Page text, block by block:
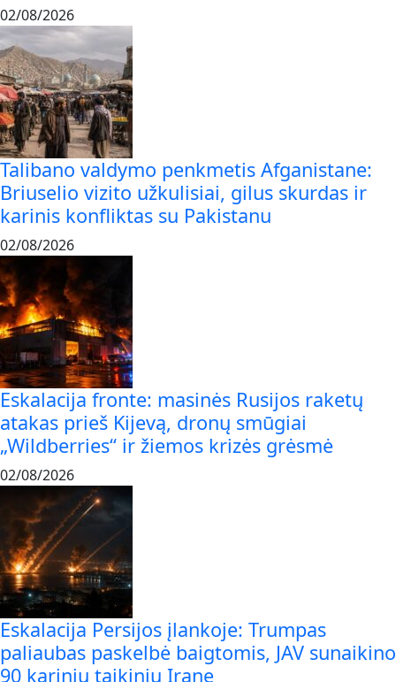
02/08/2026
Talibano valdymo penkmetis Afganistane:
Briuselio vizito užkulisiai, gilus skurdas ir
karinis konfliktas su Pakistanu
02/08/2026
Eskalacija fronte: masinės Rusijos raketų
atakas prieš Kijevą, dronų smūgiai
„Wildberries“ ir žiemos krizės grėsmė
02/08/2026
Eskalacija Persijos įlankoje: Trumpas
paliaubas paskelbė baigtomis, JAV sunaikino
90 karinių taikinių Irane